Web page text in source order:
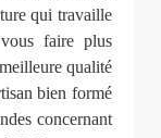
qui travaille
faire plus
qualité
bien formé
concernant